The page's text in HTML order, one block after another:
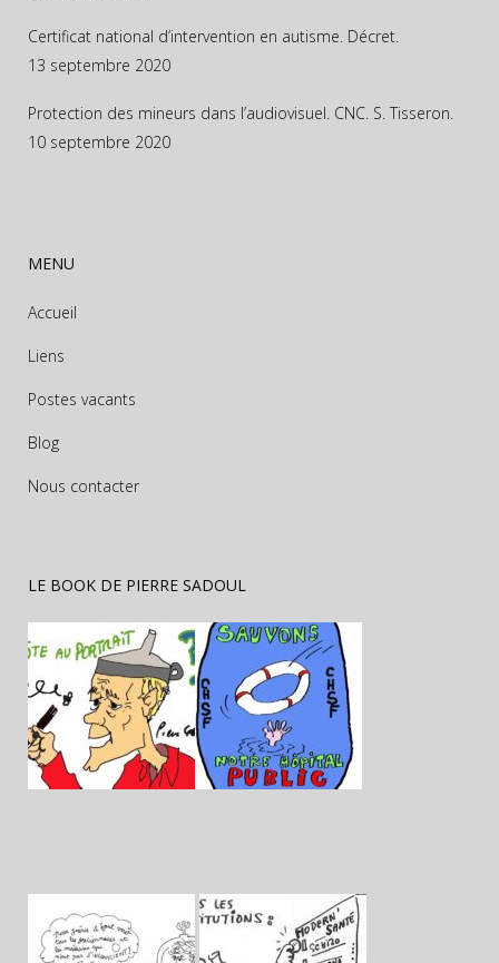
Certificat national d’intervention en autisme. Décret.
13 septembre 2020
Protection des mineurs dans l’audiovisuel. CNC. S. Tisseron.
10 septembre 2020
MENU
Accueil
Liens
Postes vacants
Blog
Nous contacter
LE BOOK DE PIERRE SADOUL